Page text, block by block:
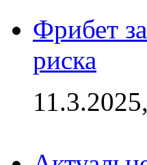
Фрибет
риска